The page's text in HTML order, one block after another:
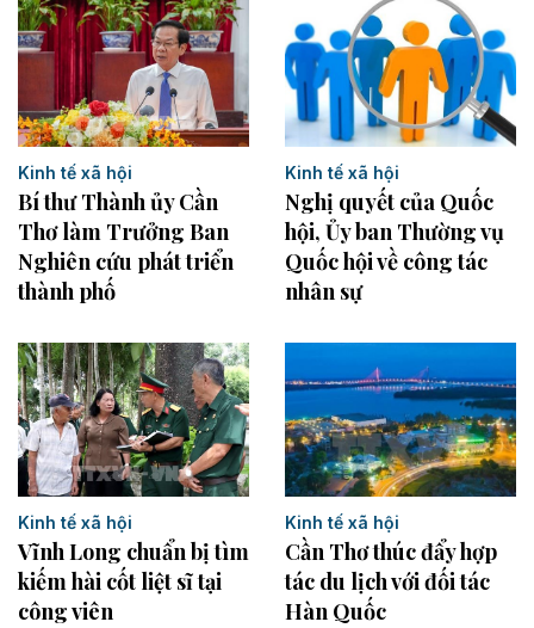
Kinh tế xã hội
Bí thư Thành ủy Cần
Thơ làm Trưởng Ban
Nghiên cứu phát triển
thành phố
Kinh tế xã hội
Nghị quyết của Quốc
hội, Ủy ban Thường vụ
Quốc hội về công tác
nhân sự
Kinh tế xã hội
Vĩnh Long chuẩn bị tìm
kiếm hài cốt liệt sĩ tại
công viên
Kinh tế xã hội
Cần Thơ thúc đẩy hợp
tác du lịch với đối tác
Hàn Quốc